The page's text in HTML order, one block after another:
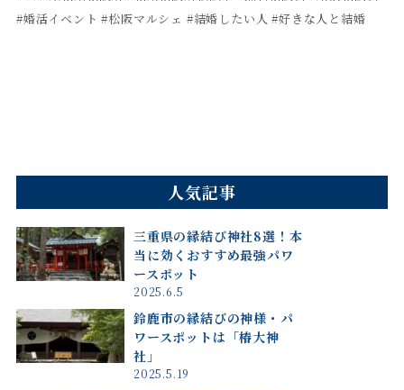
#婚活イベント #松阪マルシェ #結婚したい人 #好きな人と結婚
人気記事
三重県の縁結び神社8選！本
当に効くおすすめ最強パワ
ースポット
2025.6.5
鈴鹿市の縁結びの神様・パ
ワースポットは「椿大神
社」
2025.5.19